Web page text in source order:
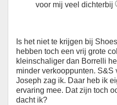
voor mij veel dichterbij
Is het niet te krijgen bij
hebben toch een vrij grote
kleinschaliger dan Borrelli
minder verkooppunten. S&S
Joseph zag ik. Daar heb ik
ervaring mee. Dat zijn toch
dacht ik?